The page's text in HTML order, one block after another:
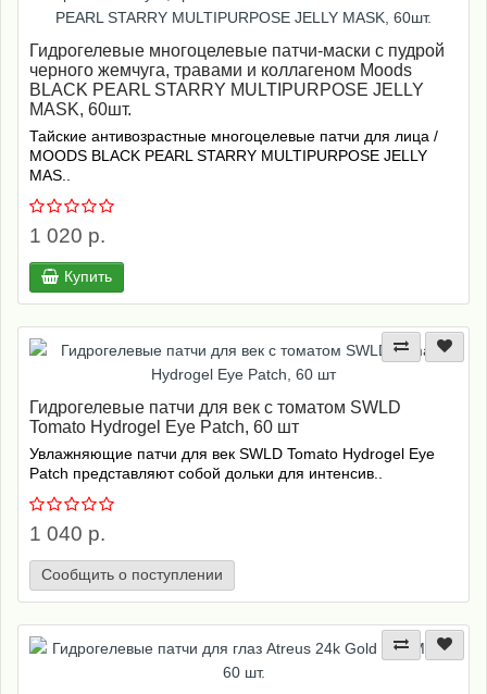
Гидрогелевые многоцелевые патчи-маски с пудрой
черного жемчуга, травами и коллагеном Moods
BLACK PEARL STARRY MULTIPURPOSE JELLY
MASK, 60шт.
Тайские антивозрастные многоцелевые патчи для лица /
MOODS BLACK PEARL STARRY MULTIPURPOSE JELLY
MAS..
1 020 р.
Купить
Гидрогелевые патчи для век с томатом SWLD
Tomato Hydrogel Eye Patch, 60 шт
Увлажняющие патчи для век SWLD Tomato Hydrogel Eye
Patch представляют собой дольки для интенсив..
1 040 р.
Сообщить о поступлении